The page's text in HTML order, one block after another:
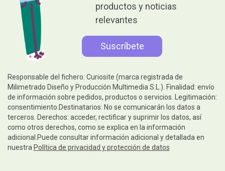
productos y noticias
relevantes
Responsable del fichero: Curiosite (marca registrada de
Milimetrado Diseño y Producción Multimedia S.L.). Finalidad: envío
de información sobre pedidos, productos o servicios. Legitimación:
consentimiento.Destinatarios: No se comunicarán los datos a
terceros. Derechos: acceder, rectificar y suprimir los datos, así
como otros derechos, como se explica en la información
adicional.Puede consultar información adicional y detallada en
nuestra Política de privacidad y protección de datos